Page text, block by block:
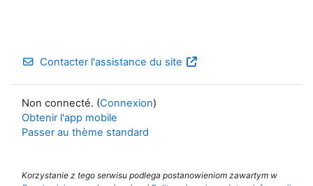
Contacter l'assistance du site
Non connecté. (Connexion)
Obtenir l'app mobile
Passer au thème standard
Korzystanie z tego serwisu podlega postanowieniom zawartym w